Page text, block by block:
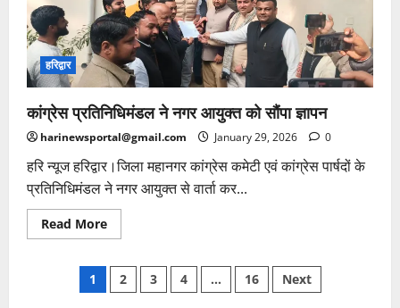
की
पुण्यतिथि
पर
पुष्पांजलि
अर्पित
कर
दी
श्रद्धांजलि
हरिद्वार
कांग्रेस प्रतिनिधिमंडल ने नगर आयुक्त को सौंपा ज्ञापन
harinewsportal@gmail.com January 29, 2026 0
हरि न्यूज हरिद्वार।जिला महानगर कांग्रेस कमेटी एवं कांग्रेस पार्षदों के
प्रतिनिधिमंडल ने नगर आयुक्त से वार्ता कर...
Read MoreRead
more
प्रतिनिधिमंडल
नगर
Posts
1 2 3 4 … 16 Next